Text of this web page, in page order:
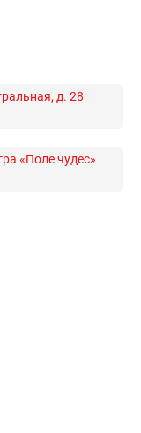
д. 28
«Поле чудес»